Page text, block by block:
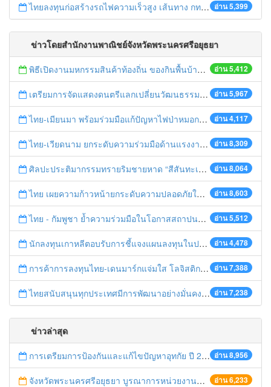
อ่าน 5,399
ไทยลงทุนก่อสร้างรถไฟความเร็วสูง เส้นทาง กทม.-นครราชสีมา
ข่าวโดยสำนักงานพาณิชย์จังหวัดพระนครศรีอยุธยา
อ่าน 5,412
พิธีเปิดงานมหกรรมสินค้าท้องถิ่น ของกินพื้นบ้าน งานสรงน้ำหลวงปู่ทวด และเปิดศูนย์เครือข่ายธุรกิจ Biz Club จังหวัดพระนครศรีอยุธยา
อ่าน 5,967
เตรียมการจัดแสดงดนตรีแลกเปลี่ยนวัฒนธรรมไทย-บรูไนฯ "อาไล พาเพลิน”
อ่าน 4,117
ไทย-เมียนมา พร้อมร่วมมือแก้ปัญหาไฟป่าหมอกควัน เตรียมพร้อมเปิดช่องทางห้วยต้นนุ่นเป็นด่านถาวร
อ่าน 8,309
ไทย-เวียดนาม ยกระดับความร่วมมือด้านแรงงานระหว่างประเทศสู่การพัฒนาที่ยั่งยืน
อ่าน 8,064
ศิลปะประติมากรรมทรายริมชายหาด “สีสันทะเลชุมพร สู่อาเซียน”
อ่าน 8,603
ไทย เผยความก้าวหน้ายกระดับความปลอดภัยในการทำงานสู่มาตรฐานสากล
อ่าน 5,512
ไทย - กัมพูชา ย้ำความร่วมมือในโอกาสสถาปนาความสัมพันธ์ทางการทูตครบรอบ 65 ปี
อ่าน 4,478
นักลงทุนเกาหลีตอบรับการชี้แจงแผนลงทุนในประเทศไทย
อ่าน 7,388
การค้าการลงทุนไทย-เดนมาร์กแจ่มใส โลจิสติกส์ไทยโดดเด่นในภูมิภาค
อ่าน 7,238
ไทยสนับสนุนทุกประเทศมีการพัฒนาอย่างมั่นคง มั่งคั่ง ยั่งยืน ในการประชุม Boao Forum for Asia
ข่าวล่าสุด
อ่าน 8,956
การเตรียมการป้องกันและแก้ไขปัญหาอุทกัย ปี 2561
อ่าน 6,233
จังหวัดพระนครศรีอยุธยา บูรณาการหน่วยงานที่เกี่ยวข้อง ลงพื้นที่จัดระเบียบและดำเนินมาตรการตามบทลงโทษสูงสุดกับผู้ประกอบการร้านค้าที่ยังฝ่าฝืนตั้งร้านค้ารุกล้ำเขตพื้นที่ทางหลวง เตรียมความปลอดภัยก่อนเทศกาลสงกรานต์